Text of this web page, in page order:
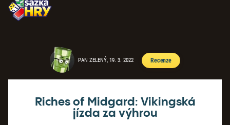
PAN ZELENÝ, 19. 3. 2022 Recenze
Riches of Midgard: Vikingská
jízda za výhrou